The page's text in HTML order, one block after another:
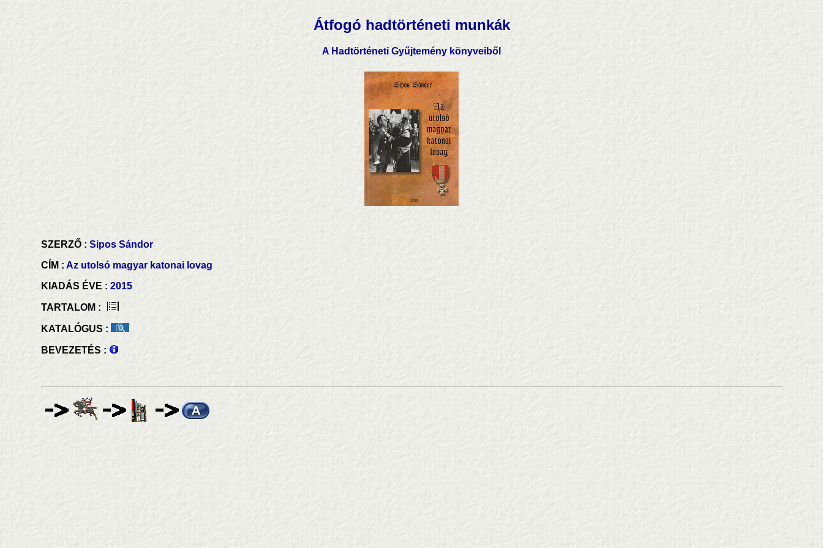
Átfogó hadtörténeti munkák
A Hadtörténeti Gyűjtemény könyveiből
SZERZŐ :Sipos Sándor
CÍM :Az utolsó magyar katonai lovag
KIADÁS ÉVE :2015
TARTALOM :
KATALÓGUS :
BEVEZETÉS :